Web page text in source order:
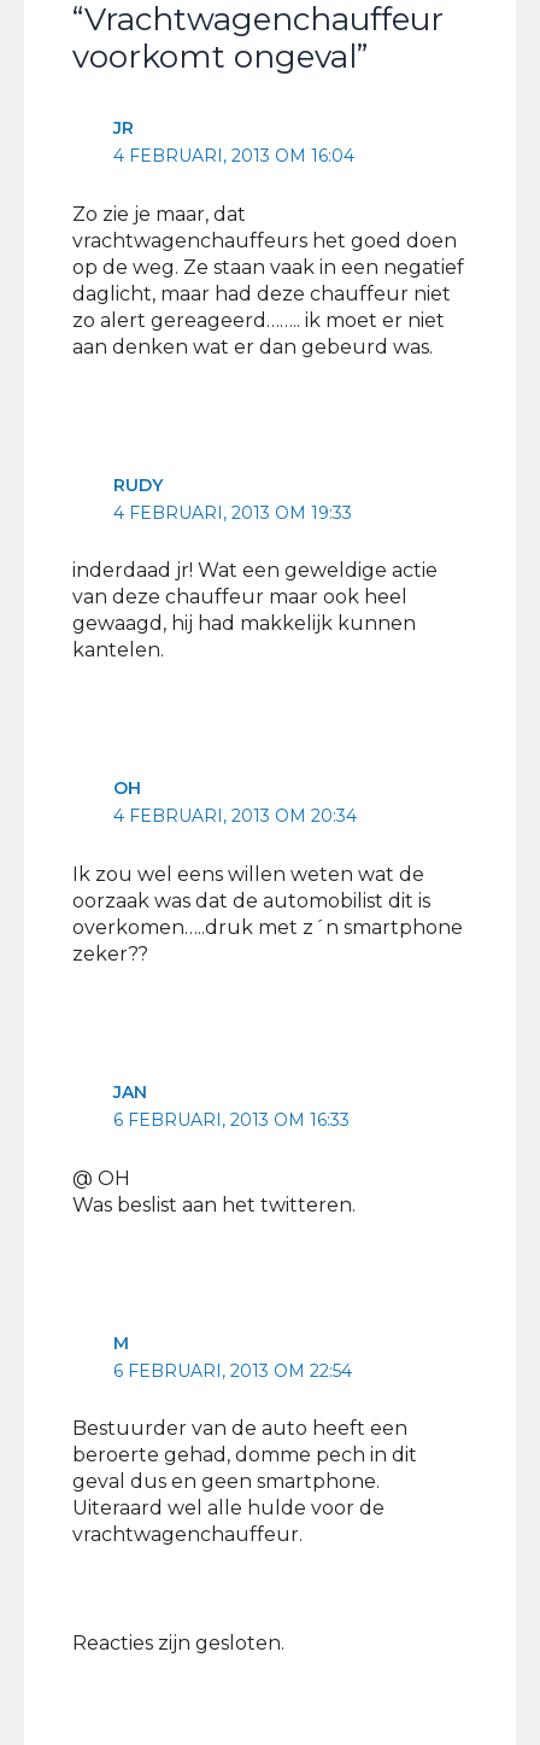
“Vrachtwagenchauffeur
voorkomt ongeval”
JR
4 FEBRUARI, 2013 OM 16:04
Zo zie je maar, dat
vrachtwagenchauffeurs het goed doen
op de weg. Ze staan vaak in een negatief
daglicht, maar had deze chauffeur niet
zo alert gereageerd…….. ik moet er niet
aan denken wat er dan gebeurd was.
RUDY
4 FEBRUARI, 2013 OM 19:33
inderdaad jr! Wat een geweldige actie
van deze chauffeur maar ook heel
gewaagd, hij had makkelijk kunnen
kantelen.
OH
4 FEBRUARI, 2013 OM 20:34
Ik zou wel eens willen weten wat de
oorzaak was dat de automobilist dit is
overkomen…..druk met z´n smartphone
zeker??
JAN
6 FEBRUARI, 2013 OM 16:33
@ OH
Was beslist aan het twitteren.
M
6 FEBRUARI, 2013 OM 22:54
Bestuurder van de auto heeft een
beroerte gehad, domme pech in dit
geval dus en geen smartphone.
Uiteraard wel alle hulde voor de
vrachtwagenchauffeur.
Reacties zijn gesloten.